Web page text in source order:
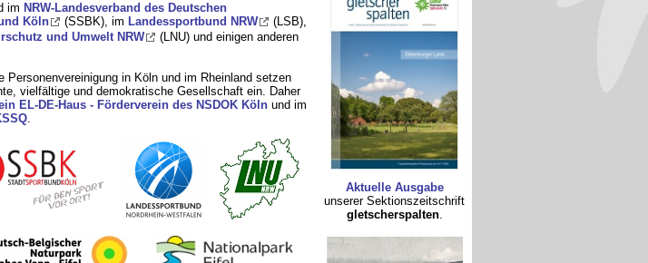
im NRW-Landesverband des Deutschen
Köln (SSBK), im Landessportbund NRW
(LSB),
und Umwelt NRW
(LNU) und einigen anderen
in Köln und im Rheinland setzen
vielfältige und demokratische Gesellschaft ein. Daher
EL-DE-Haus - Förderverein des NSDOK Kölnund im
.
Aktuelle Ausgabe
unserer Sektionszeitschrift
gletscherspalten.